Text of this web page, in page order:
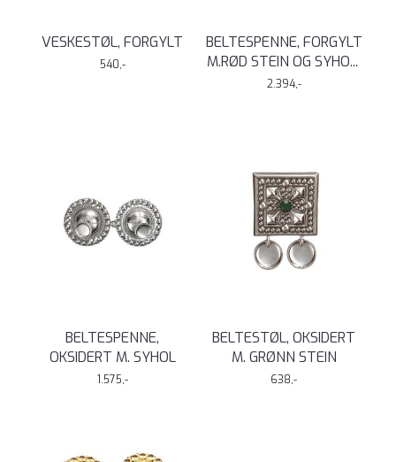
VESKESTØL, FORGYLT
540,-
BELTESPENNE, FORGYLT
M.RØD STEIN OG SYHO...
2.394,-
BELTESPENNE,
OKSIDERT M. SYHOL
1.575,-
BELTESTØL, OKSIDERT
M. GRØNN STEIN
638,-